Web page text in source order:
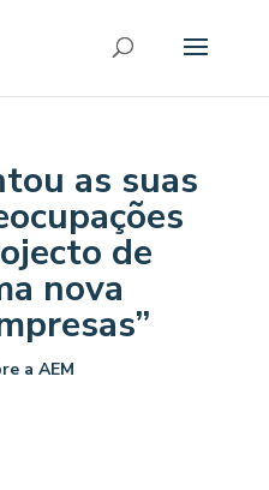
as suas
de
nova
a AEM